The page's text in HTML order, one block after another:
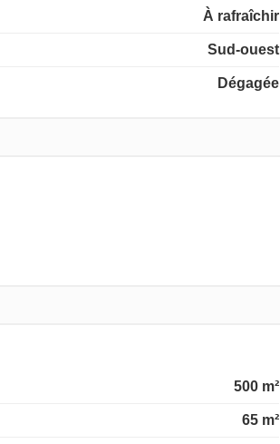
À rafraîchir
Sud-ouest
Dégagée
500 m²
65 m²